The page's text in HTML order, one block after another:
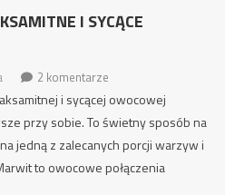
I SYCĄCE
2 komentarze
i sycącej owocowej
przy sobie. To świetny sposób na
jedną z zalecanych porcji warzyw i
to owocowe połączenia